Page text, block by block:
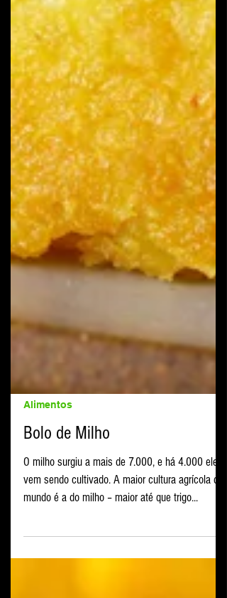
Alimentos
Bolo de Milho
O milho surgiu a mais de 7.000, e há 4.000 ele
vem sendo cultivado. A maior cultura agrícola do